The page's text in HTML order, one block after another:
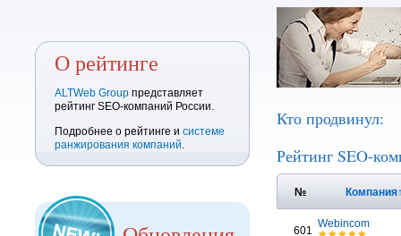
О рейтинге
ALTWeb Group представляет
рейтинг SEO-компаний России.
Подробнее о рейтинге и системе
ранжирования компаний.
Кто продвинул:
Рейтинг SEO-
№ Компания
601
Webincom